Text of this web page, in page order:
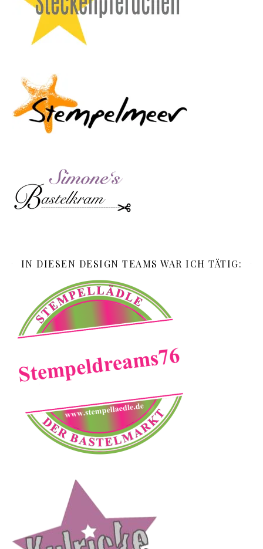
IN DIESEN DESIGN TEAMS WAR ICH TÄTIG: